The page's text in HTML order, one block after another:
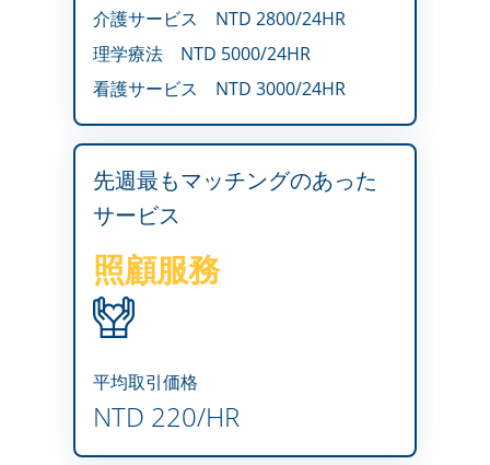
介護サービス
NTD 2800/24HR
理学療法
NTD 5000/24HR
看護サービス
NTD 3000/24HR
先週最もマッチングのあった
サービス
照顧服務
平均取引価格
NTD 220/HR